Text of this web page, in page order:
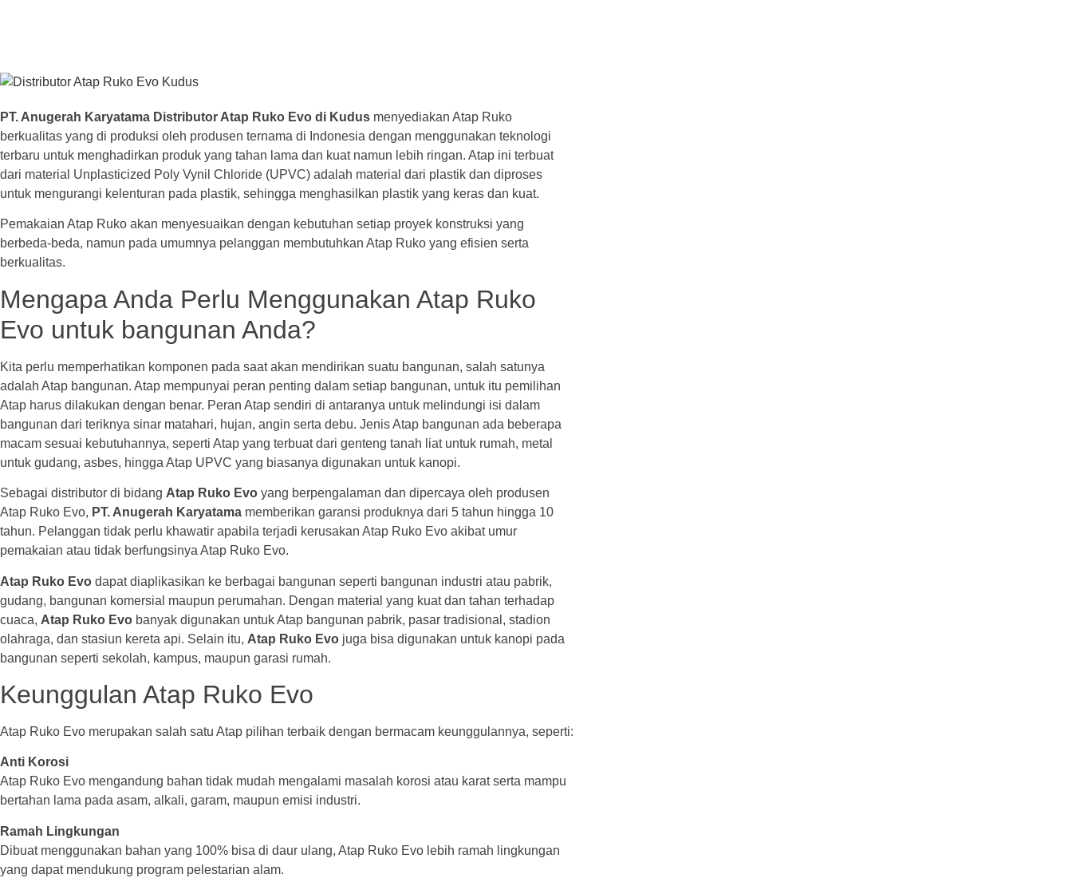
PT. Anugerah Karyatama Distributor Atap Ruko Evo di Kudus menyediakan Atap Ruko
berkualitas yang di produksi oleh produsen ternama di Indonesia dengan menggunakan teknologi
terbaru untuk menghadirkan produk yang tahan lama dan kuat namun lebih ringan. Atap ini terbuat
dari material Unplasticized Poly Vynil Chloride (UPVC) adalah material dari plastik dan diproses
untuk mengurangi kelenturan pada plastik, sehingga menghasilkan plastik yang keras dan kuat.
Pemakaian Atap Ruko akan menyesuaikan dengan kebutuhan setiap proyek konstruksi yang
berbeda-beda, namun pada umumnya pelanggan membutuhkan Atap Ruko yang efisien serta
berkualitas.
Mengapa Anda Perlu Menggunakan Atap Ruko
Evo untuk bangunan Anda?
Kita perlu memperhatikan komponen pada saat akan mendirikan suatu bangunan, salah satunya
adalah Atap bangunan. Atap mempunyai peran penting dalam setiap bangunan, untuk itu pemilihan
Atap harus dilakukan dengan benar. Peran Atap sendiri di antaranya untuk melindungi isi dalam
bangunan dari teriknya sinar matahari, hujan, angin serta debu. Jenis Atap bangunan ada beberapa
macam sesuai kebutuhannya, seperti Atap yang terbuat dari genteng tanah liat untuk rumah, metal
untuk gudang, asbes, hingga Atap UPVC yang biasanya digunakan untuk kanopi.
Sebagai distributor di bidang Atap Ruko Evo yang berpengalaman dan dipercaya oleh produsen
Atap Ruko Evo, PT. Anugerah Karyatama memberikan garansi produknya dari 5 tahun hingga 10
tahun. Pelanggan tidak perlu khawatir apabila terjadi kerusakan Atap Ruko Evo akibat umur
pemakaian atau tidak berfungsinya Atap Ruko Evo.
Atap Ruko Evo dapat diaplikasikan ke berbagai bangunan seperti bangunan industri atau pabrik,
gudang, bangunan komersial maupun perumahan. Dengan material yang kuat dan tahan terhadap
cuaca, Atap Ruko Evo banyak digunakan untuk Atap bangunan pabrik, pasar tradisional, stadion
olahraga, dan stasiun kereta api. Selain itu, Atap Ruko Evo juga bisa digunakan untuk kanopi pada
bangunan seperti sekolah, kampus, maupun garasi rumah.
Keunggulan Atap Ruko Evo
Atap Ruko Evo merupakan salah satu Atap pilihan terbaik dengan bermacam keunggulannya, seperti:
Anti Korosi
Atap Ruko Evo mengandung bahan tidak mudah mengalami masalah korosi atau karat serta mampu
bertahan lama pada asam, alkali, garam, maupun emisi industri.
Ramah Lingkungan
Dibuat menggunakan bahan yang 100% bisa di daur ulang, Atap Ruko Evo lebih ramah lingkungan
yang dapat mendukung program pelestarian alam.